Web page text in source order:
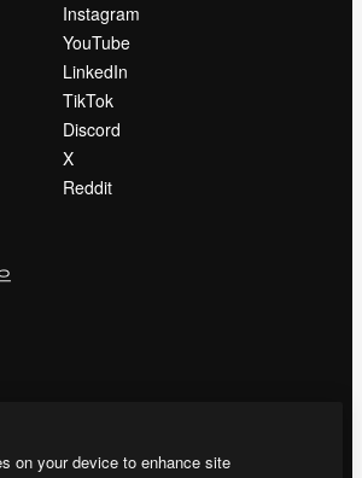
Instagram
YouTube
LinkedIn
TikTok
Discord
X
Reddit
on your device to enhance site